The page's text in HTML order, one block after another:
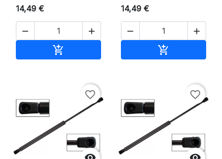
14,49 €
 

14,49 €
 

favorite_border favorite_border